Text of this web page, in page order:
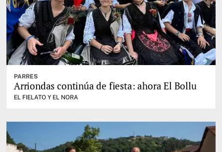
PARRES
Arriondas continúa de fiesta: ahora El Bollu
EL FIELATO Y EL NORA